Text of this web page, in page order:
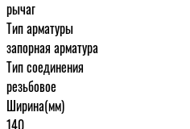
рычаг
Тип арматуры
запорная арматура
Тип соединения
резьбовое
Ширина(мм)
140